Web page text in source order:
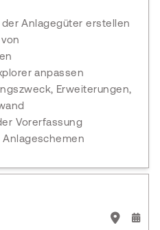
Anlagegüter erstellen
anpassen
Erweiterungen,
Vorerfassung